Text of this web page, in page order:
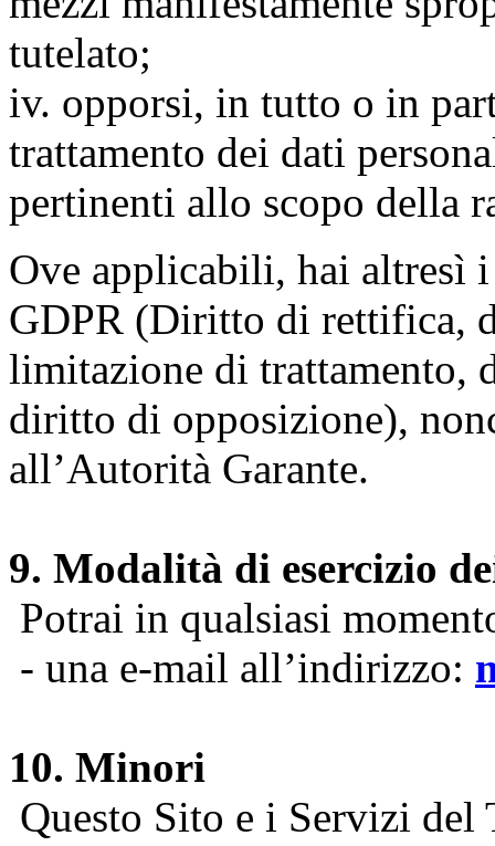
tutelato;
iv. opporsi, in tutto o in
trattamento dei dati
pertinenti allo scopo della
Ove applicabili, hai
GDPR (Diritto di rettifica,
limitazione di trattamento,
diritto di opposizione),
all’Autorità Garante.
9. Modalità di esercizio
Potrai in qualsiasi
- una e-mail all’indirizzo:
10. Minori
Questo Sito e i Servizi del